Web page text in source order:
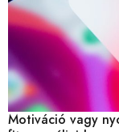
Motiváció vagy